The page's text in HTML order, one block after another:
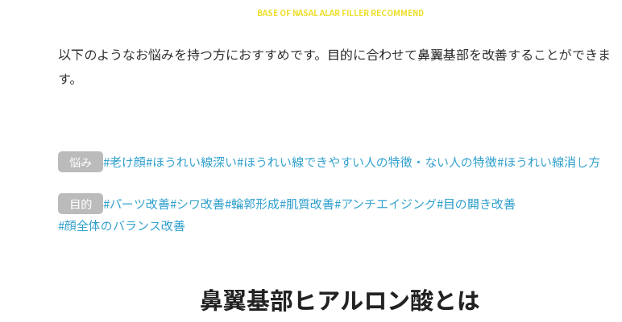
BASE OF NASAL ALAR FILLER RECOMMEND
以下のようなお悩みを持つ方におすすめです。目的に合わせて鼻翼基部を改善することができま
す。
悩み #老け顔#ほうれい線深い#ほうれい線できやすい人の特徴・ない人の特徴#ほうれい線消し方
目的 #パーツ改善#シワ改善#輪郭形成#肌質改善#アンチエイジング#目の開き改善
#顔全体のバランス改善
鼻翼基部ヒアルロン酸とは